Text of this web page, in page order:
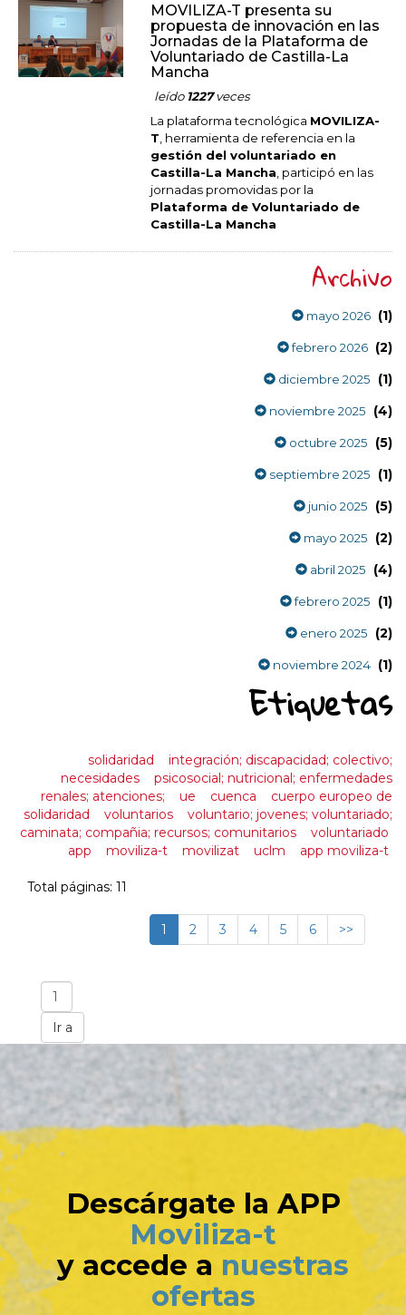
MOVILIZA-T presenta su
propuesta de innovación en las
Jornadas de la Plataforma de
Voluntariado de Castilla-La
Mancha
leído 1227veces
La plataforma tecnológica MOVILIZA-
T , herramienta de referencia en la
gestión del voluntariado en
Castilla-La Mancha , participó en las
jornadas promovidas por la
Plataforma de Voluntariado de
Castilla-La Mancha
Archivo
mayo 2026 (1)
febrero 2026 (2)
diciembre 2025 (1)
noviembre 2025 (4)
octubre 2025 (5)
septiembre 2025 (1)
junio 2025 (5)
mayo 2025 (2)
abril 2025 (4)
febrero 2025 (1)
enero 2025 (2)
noviembre 2024 (1)
Etiquetas
solidaridad
integración; discapacidad; colectivo;
necesidades
psicosocial; nutricional; enfermedades
renales; atenciones;
ue cuenca
cuerpo europeo de
solidaridad
voluntarios
voluntario; jovenes; voluntariado;
caminata; compañia; recursos; comunitarios
voluntariado
app
moviliza-t movilizat uclm app moviliza-t
Total páginas: 11
1 2 3 4 5 6 >>
Descárgate la APP
Moviliza-t
y accede a nuestras
ofertas